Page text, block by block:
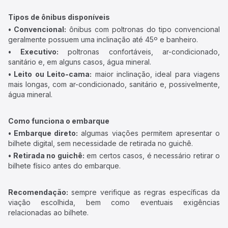
Tipos de ônibus disponíveis
• Convencional: ônibus com poltronas do tipo convencional
geralmente possuem uma inclinação até 45º e banheiro.
• Executivo: poltronas confortáveis, ar-condicionado,
sanitário e, em alguns casos, água mineral.
• Leito ou Leito-cama: maior inclinação, ideal para viagens
mais longas, com ar-condicionado, sanitário e, possivelmente,
água mineral.
Como funciona o embarque
• Embarque direto: algumas viações permitem apresentar o
bilhete digital, sem necessidade de retirada no guichê.
• Retirada no guichê: em certos casos, é necessário retirar o
bilhete físico antes do embarque.
Recomendação: sempre verifique as regras específicas da
viação escolhida, bem como eventuais exigências
relacionadas ao bilhete.